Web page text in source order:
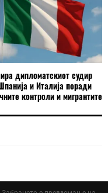
дипломатскиот судир
и Италија поради
контроли и мигрантите